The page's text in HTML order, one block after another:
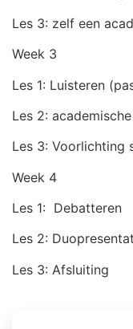
Les 3: zelf een
Week 3
Les 1: Luisteren
Les 2:
Les 3: Voorlichting
Week 4
Les 1: Debatteren
Les 2:
Les 3: Afsluiting